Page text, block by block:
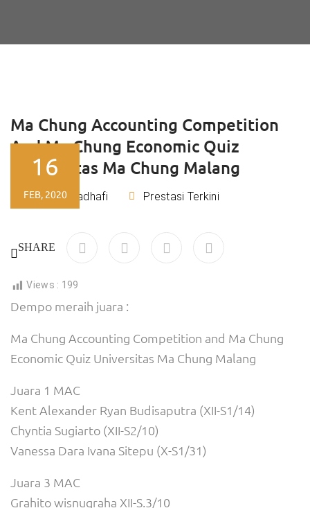
Ma Chung Accounting Competition
And Ma Chung Economic Quiz
Universitas Ma Chung Malang
By Rizky Kadhafi Prestasi Terkini
16
FEB, 2020
SHARE
Views : 199
Dempo meraih juara :
Ma Chung Accounting Competition and Ma Chung
Economic Quiz Universitas Ma Chung Malang
Juara 1 MAC
Kent Alexander Ryan Budisaputra (XII-S1/14)
Chyntia Sugiarto (XII-S2/10)
Vanessa Dara Ivana Sitepu (X-S1/31)
Juara 3 MAC
Grahito wisnugraha XII-S.3/10